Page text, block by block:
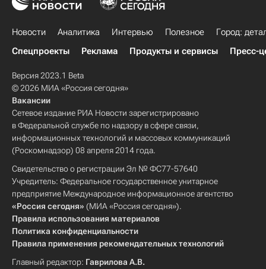
Новости Аналитика Интервью Полезное
Город:
Спецпроекты
Реклама Продукты и сервисы Пресс-
Версия 2023.1 Beta
© 2026 МИА «Россия сегодня»
Вакансии
Сетевое издание РИА Новости зарегистрировано
в Федеральной службе по надзору в сфере связи,
информационных технологий и массовых коммуникаций
(Роскомнадзор) 08 апреля 2014 года.
Свидетельство о регистрации Эл № ФС77-57640
Учредитель: Федеральное государственное унитарное
предприятие Международное информационное агентство
«Россия сегодня» (МИА «Россия сегодня»).
Правила использования материалов
Политика конфиденциальности
Правила применения рекомендательных технологий
Главный редактор: Гаврилова А.В.